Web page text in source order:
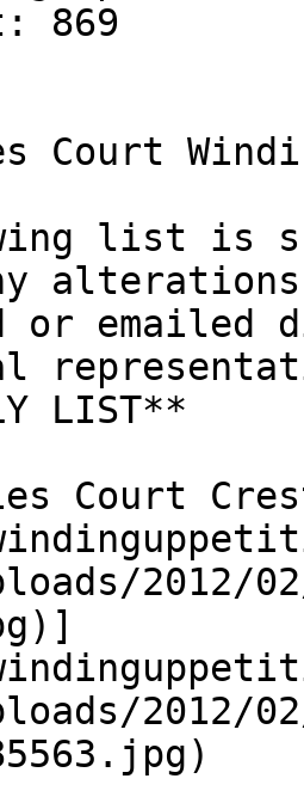
869
Court
list is
or
LIST**
Court
2012/
2012/